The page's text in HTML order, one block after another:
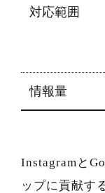
対応範囲
情報量
Instagramと
ップに貢献す